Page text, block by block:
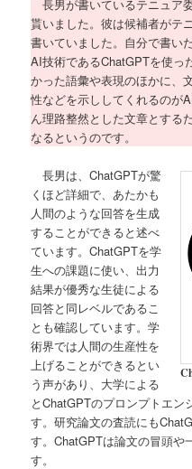
長男が書いているテニュア
貰いました。彼は候補者がテ
書いていました。自分で書い
AI技術であるChatGPTを使っ
かった語彙や表現のほかに、
性などを示ししてくれるのが
ん理路整然とした文章とする
なるというのです。
長男は、ChatGPTが驚
くほど詳細で、あたかも
人間のような回答を生成
することができると述べ
ています。ChatGPTを学
生への課題に使い、出力
結果が優秀な生徒による
回答と同レベルであるこ
とも確認しています。学
術界では人間の生産性を
上げることができるとい
う声があり、大学による
とChatGPTのプロンプトエン
す。研究論文の査読にも
す。ChatGPTは論文の冒頭や
す。